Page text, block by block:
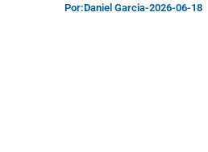
Por:Daniel Garcia-2026-06-18